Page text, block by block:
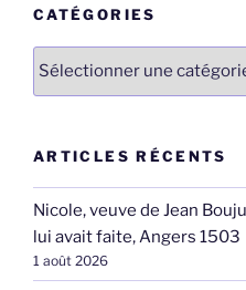
CATÉGORIES
ARTICLES RÉCENTS
Nicole, veuve de Jean
lui avait faite, Angers 1503
1 août 2026